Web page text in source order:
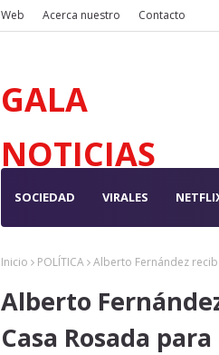
Web Acerca nuestro Contacto
GALA
NOTICIAS
SOCIEDAD VIRALES
Inicio POLÍTICA Alberto Fernández
Alberto
Casa Rosada